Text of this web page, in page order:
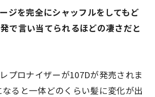
ジを完全にシャッフルをしてもど
で言い当てられるほどの凄さだと
プロナイザーが107Dが発売されま
なると一体どのくらい髪に変化が出